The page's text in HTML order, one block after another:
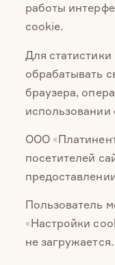
работы
cookie.
Для
обрабатывать
браузера,
использовании
ООО
посетителей
Пользователь
«Настройки
не загружается.